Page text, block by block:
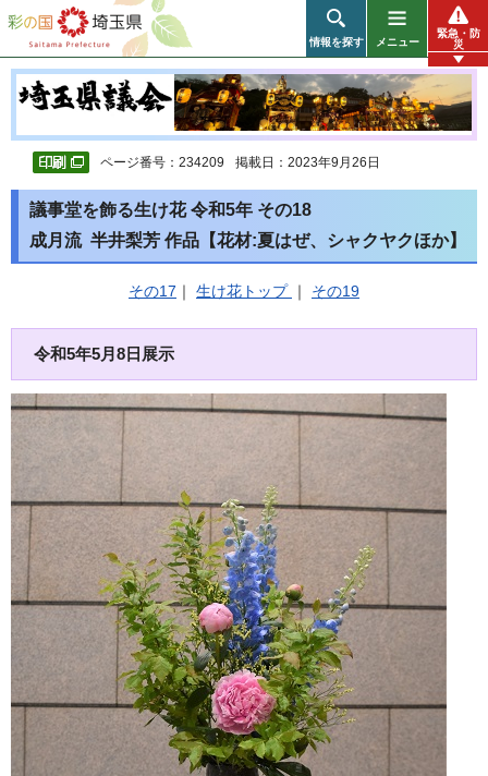
彩の国 埼玉県
情報を探す メニュー
緊急・防
災
ページ番号：234209 掲載日：2023年9月26日
議事堂を飾る生け花 令和5年 その18
成月流 半井梨芳 作品【花材:夏はぜ、シャクヤクほか】
その17 ｜ 生け花トップ ｜ その19
令和5年5月8日展示